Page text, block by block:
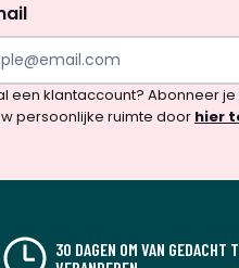
een klantaccount? Abonneer
persoonlijke ruimte door hier
30 DAGEN OM VAN GEDACHT